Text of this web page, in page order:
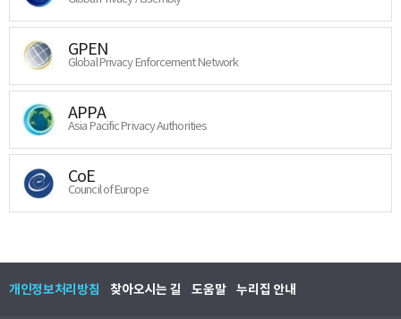
GPEN
Global Privacy Enforcement Network
APPA
Asia Pacific Privacy Authorities
CoE
Council of Europe
개인정보처리방침 찾아오시는 길 도움말 누리집 안내